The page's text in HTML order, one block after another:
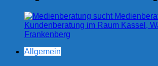
Allgemein